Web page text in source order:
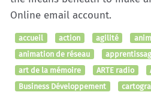
Online email account.
accueil action agilité
animation de réseau
art de la mémoire
ARTE radio
Business Développement